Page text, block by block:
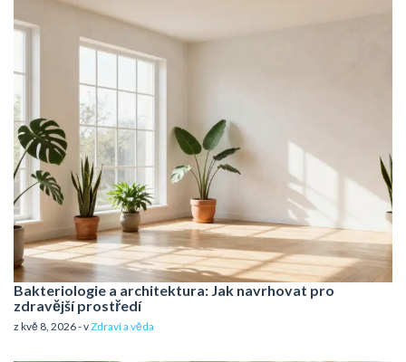
Bakteriologie a architektura: Jak navrhovat pro
zdravější prostředí
z kvě 8, 2026 - vZdraví a věda